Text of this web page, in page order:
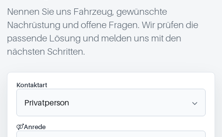
Nennen Sie uns Fahrzeug, gewünschte
Nachrüstung und offene Fragen. Wir prüfen die
passende Lösung und melden uns mit den
nächsten Schritten.
Kontaktart
Anrede